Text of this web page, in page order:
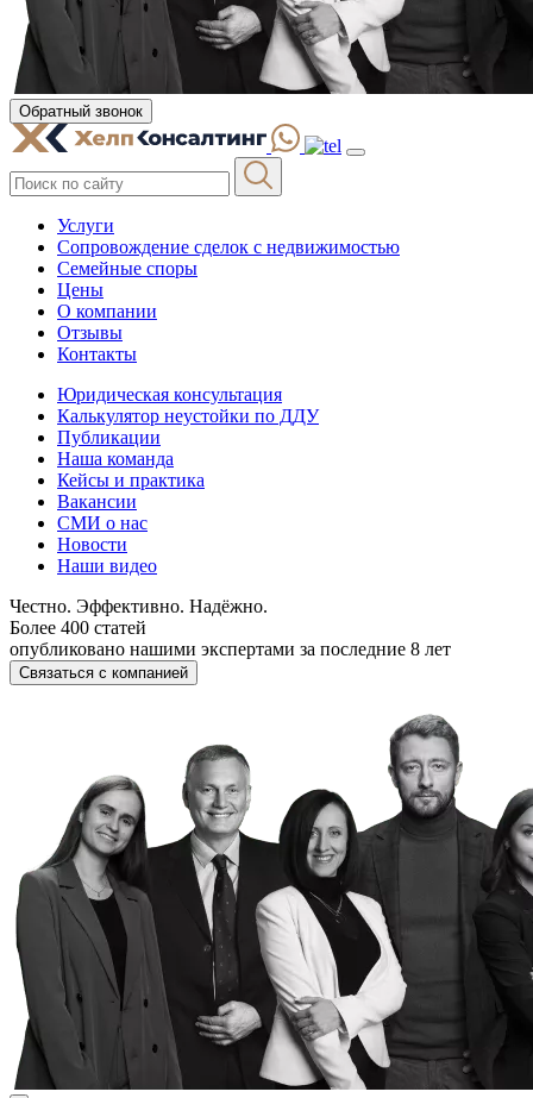
Обратный звонок
Услуги
Сопровождение сделок с недвижимостью
Семейные споры
Цены
О компании
Отзывы
Контакты
Юридическая консультация
Калькулятор неустойки по ДДУ
Публикации
Наша команда
Кейсы и практика
Вакансии
СМИ о нас
Новости
Наши видео
Честно. Эффективно. Надёжно.
Более 400 статей
опубликовано нашими экспертами за последние 8 лет
Связаться с компанией